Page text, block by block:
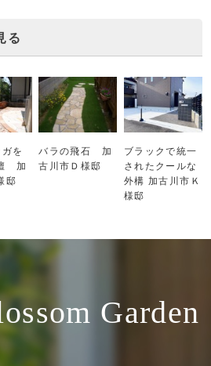
る
を
加
邸
バラの飛石 加
古川市Ｄ様邸
ブラックで統一
されたクールな
外構 加古川市Ｋ
様邸
Garden